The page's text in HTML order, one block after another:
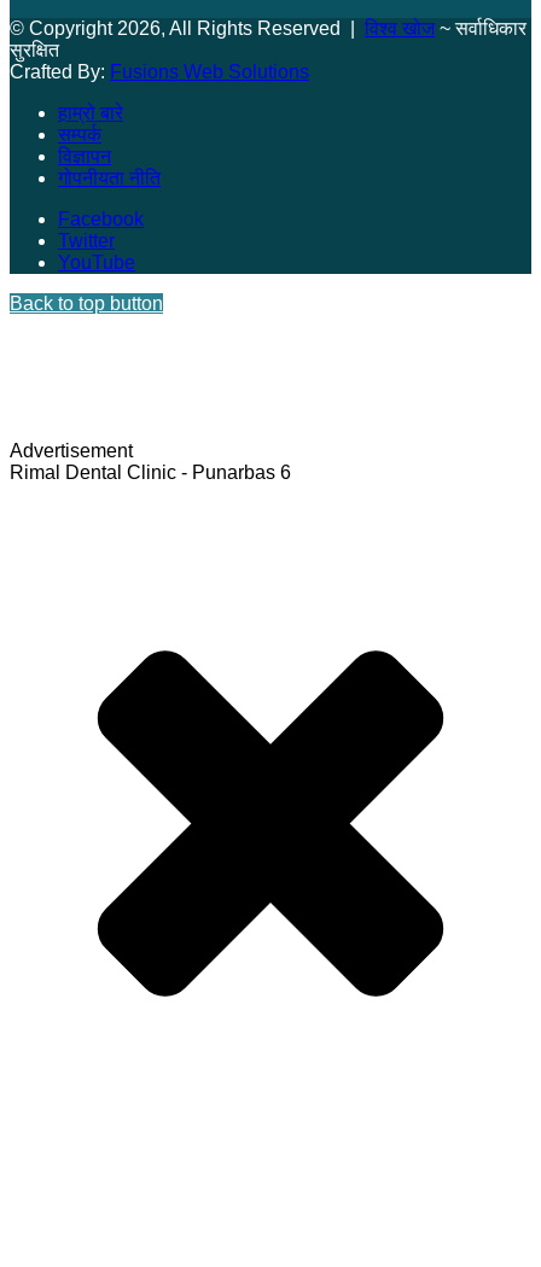
© Copyright 2026, All Rights Reserved | विश्व खोज~ सर्वाधिकार
सुरक्षित
Crafted By: Fusions Web Solutions
हाम्रो बारे
सम्पर्क
विज्ञापन
गोपनीयता नीति
Facebook
Twitter
YouTube
Back to top button
Advertisement
Rimal Dental Clinic - Punarbas 6